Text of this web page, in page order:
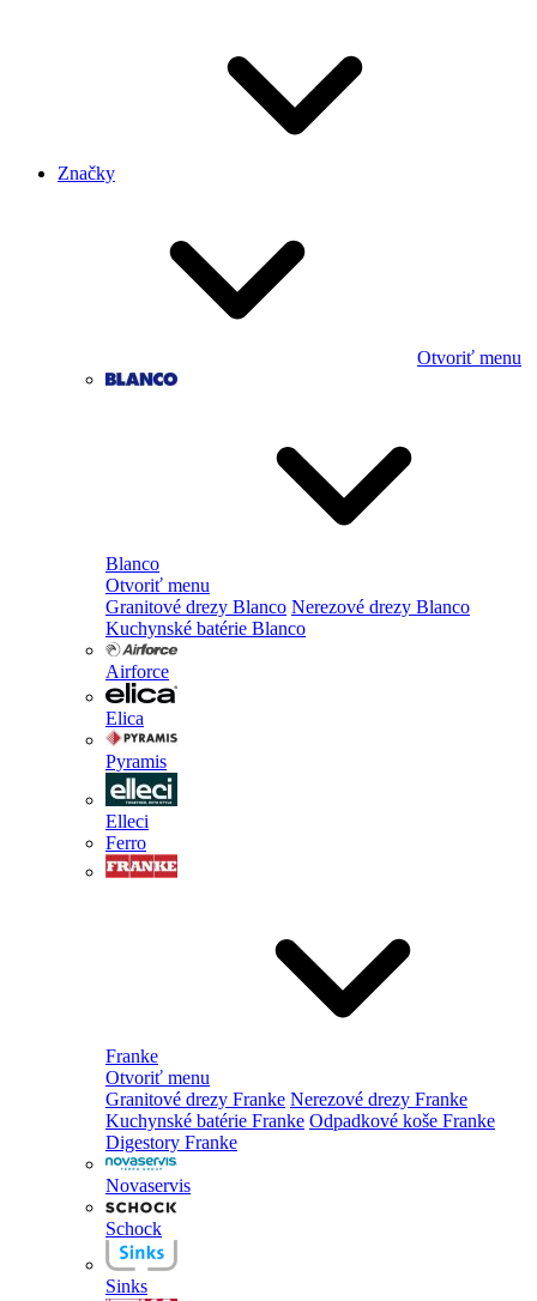
Značky
Otvoriť menu
Blanco
Otvoriť menu
Granitové drezy Blanco Nerezové drezy Blanco
Kuchynské batérie Blanco
Airforce
Elica
Pyramis
Elleci
Ferro
Franke
Otvoriť menu
Granitové drezy Franke Nerezové drezy Franke
Kuchynské batérie Franke Odpadkové koše Franke
Digestory Franke
Novaservis
Schock
Sinks